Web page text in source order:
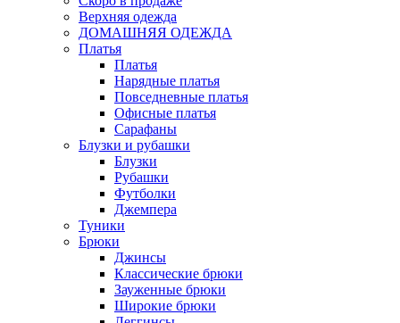
Верхняя одежда
ДОМАШНЯЯ ОДЕЖДА
Платья
Платья
Нарядные платья
Повседневные платья
Офисные платья
Сарафаны
Блузки и рубашки
Блузки
Рубашки
Футболки
Джемпера
Туники
Брюки
Джинсы
Классические брюки
Зауженные брюки
Широкие брюки